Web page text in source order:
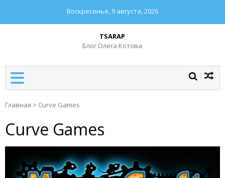
Воскресенье, 9 августа, 2026
TSARAP
Блог Олега Котова
Главная > Curve Games
Curve Games